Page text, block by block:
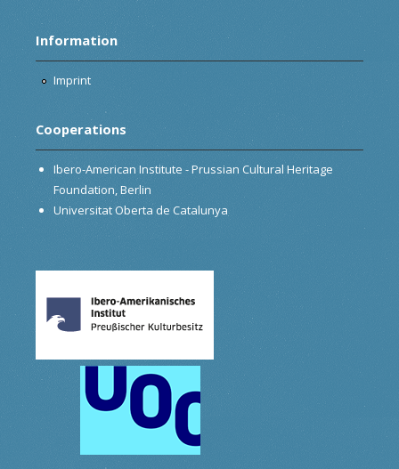
Information
Imprint
Cooperations
Ibero-American Institute - Prussian Cultural Heritage
Foundation, Berlin
Universitat Oberta de Catalunya